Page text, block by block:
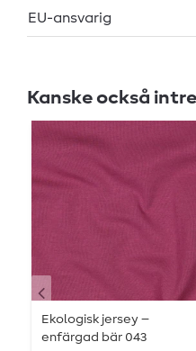
EU-ansvarig
Kanske också
Ekologisk jersey –
enfärgad bär 043